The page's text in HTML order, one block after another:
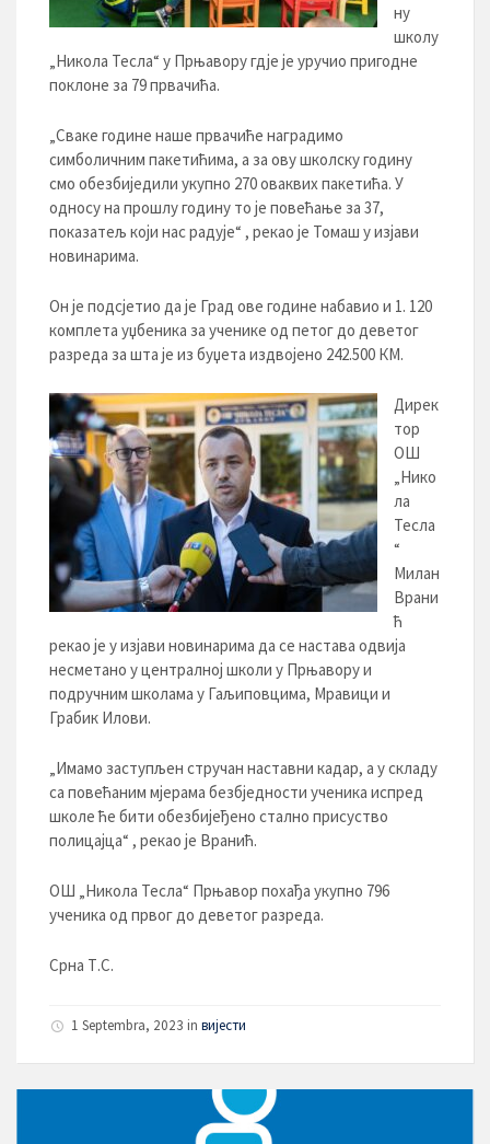
ну
школу
„Никола Тесла“ у Прњавору гдје је уручио пригодне
поклоне за 79 првачића.
„Сваке године наше првачиће наградимо
симболичним пакетићима, а за ову школску годину
смо обезбиједили укупно 270 оваквих пакетића. У
односу на прошлу годину то је повећање за 37,
показатељ који нас радује“ , рекао је Томаш у изјави
новинарима.
Он је подсјетио да је Град ове године набавио и 1. 120
комплета уџбеника за ученике од петог до деветог
разреда за шта је из буџета издвојено 242.500 КМ.
Дирек
тор
ОШ
„Нико
ла
Тесла
“
Милан
Врани
ћ
рекао је у изјави новинарима да се настава одвија
несметано у централној школи у Прњавору и
подручним школама у Гаљиповцима, Мравици и
Грабик Илови.
„Имамо заступљен стручан наставни кадар, а у складу
са повећаним мјерама безбједности ученика испред
школе ће бити обезбијеђено стално присуство
полицајца“ , рекао је Вранић.
ОШ „Никола Тесла“ Прњавор похађа укупно 796
ученика од првог до деветог разреда.
Срна Т.С.
1 Septembra, 2023 in вијести